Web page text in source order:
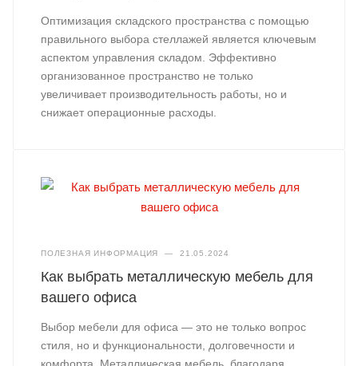
Оптимизация складского пространства с помощью
правильного выбора стеллажей является ключевым
аспектом управления складом. Эффективно
организованное пространство не только
увеличивает производительность работы, но и
снижает операционные расходы.
ПОЛЕЗНАЯ ИНФОРМАЦИЯ — 21.05.2024
Как выбрать металлическую мебель для
вашего офиса
Выбор мебели для офиса — это не только вопрос
стиля, но и функциональности, долговечности и